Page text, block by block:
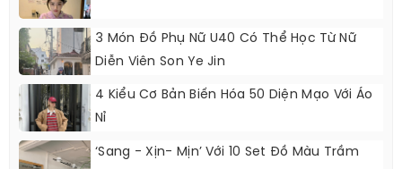
3 Món Đồ Phụ Nữ U40 Có Thể Học Từ Nữ
Diễn Viên Son Ye Jin
4 Kiểu Cơ Bản Biến Hóa 50 Diện Mạo Với Áo
Nỉ
‘Sang - Xịn- Mịn’ Với 10 Set Đồ Màu Trầm